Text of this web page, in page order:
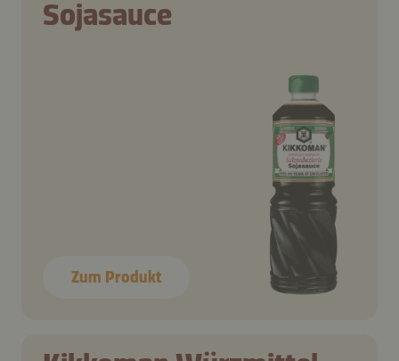
Sojasauce
Zum Produkt